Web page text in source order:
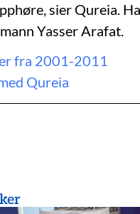
sier Qureia.
Yasser Arafat.
fra 2001-2011
Qureia